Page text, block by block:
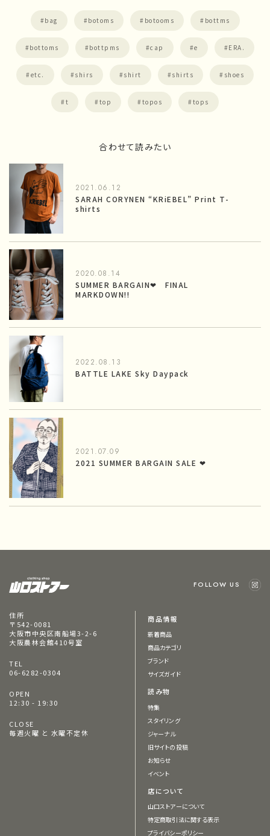
bag botoms botooms bottms
bottoms bottpms cap e ERA.
etc. shirs shirt shirts shoes
t top topos tops
合わせて読みたい
2021.06.12
SARAH CORYNEN “KRiEBEL” Print T-
shirts
2020.08.14
SUMMER BARGAIN❤︎ FINAL
MARKDOWN!!
2022.08.13
BATTLE LAKE Sky Daypack
2021.07.09
2021 SUMMER BARGAIN SALE ❤︎
FOLLOW US
住所
〒542-0081
大阪市中央区南船場3-2-6
大阪農林会館410号室
TEL
06-6282-0304
OPEN
12:30 - 19:30
CLOSE
毎週火曜 と 水曜不定休
商品情報
新着商品
商品カテゴリ
ブランド
サイズガイド
読み物
特集
スタイリング
ジャーナル
旧サイトの投稿
お知らせ
イベント
店について
山口ストアーについて
特定商取引法に関する表示
プライバシーポリシー